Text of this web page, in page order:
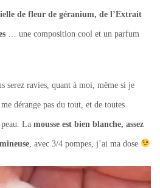
de fleur de géranium, de l’Extrait
… une composition cool et un parfum
serez ravies, quant à moi, même si je
dérange pas du tout, et de toutes
La mousse est bien blanche, assez
, avec 3/4 pompes, j’ai ma dose